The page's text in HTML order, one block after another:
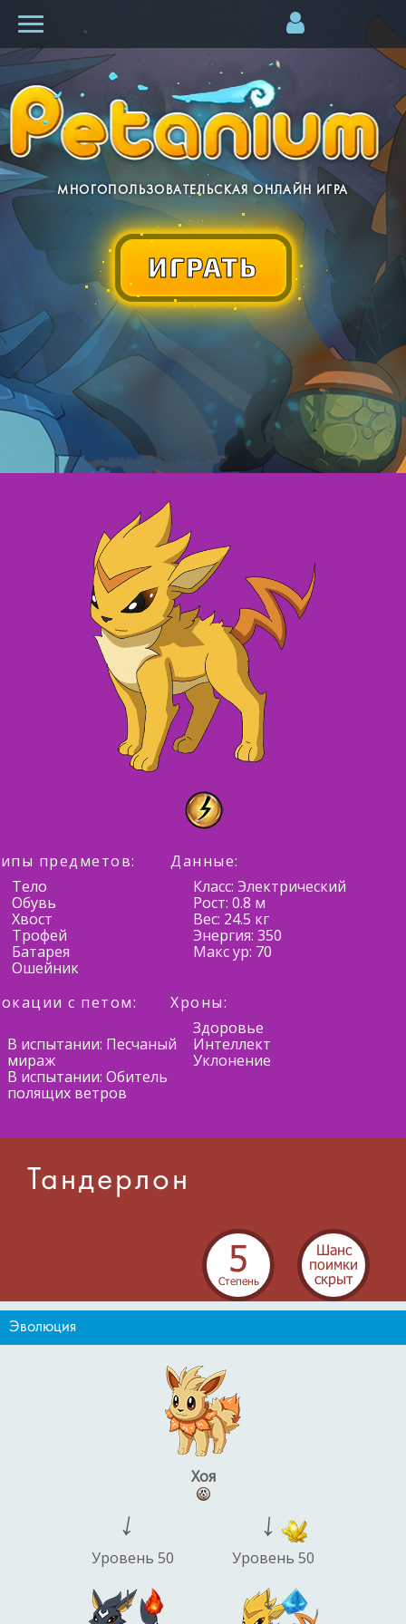
МНОГОПОЛЬЗОВАТЕЛЬСКАЯ ОНЛАЙН ИГРА
ИГРАТЬ
Данные:
Класс: Электрический
Рост: 0.8 м
Вес: 24.5 кг
Энергия: 350
Макс ур: 70
предметов:
Тело
Обувь
Хвост
Трофей
Батарея
Ошейник
Хроны:
Здоровье
Интеллект
Уклонение
с петом:
В испытании: Песчаный
мираж
В испытании: Обитель
полящих ветров
Тандерлон
5
Cтепень
Шанс
поимки
скрыт
Эволюция
Хоя
→
Уровень 50
→
Уровень 50
→ →